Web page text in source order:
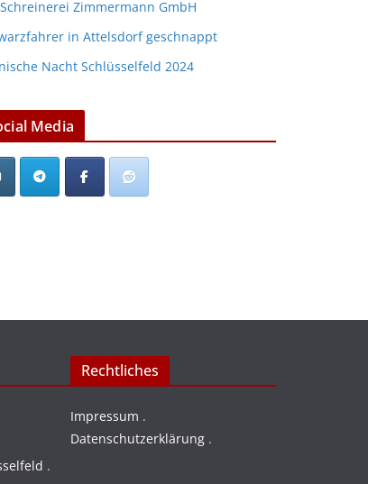
Zimmermann GmbH
in Attelsdorf geschnappt
Nacht Schlüsselfeld 2024
Media
.
Rechtliches
Impressum .
Datenschutzerklärung .